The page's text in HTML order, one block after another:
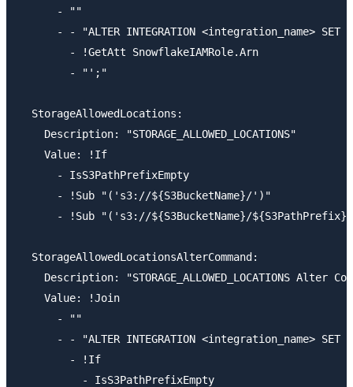
      - ""
- - "ALTER INTEGRATION <integration_name> SET
        - !GetAtt SnowflakeIAMRole.Arn
        - "';"
  StorageAllowedLocations:
    Description: "STORAGE_ALLOWED_LOCATIONS"
    Value: !If
      - IsS3PathPrefixEmpty
      - !Sub "('s3://${S3BucketName}/')"
- !Sub "('s3://${S3BucketName}/
  StorageAllowedLocationsAlterCommand:
Description: "STORAGE_ALLOWED_LOCATIONS Alter
    Value: !Join
      - ""
- - "ALTER INTEGRATION <integration_name> SET
        - !If
          - IsS3PathPrefixEmpty